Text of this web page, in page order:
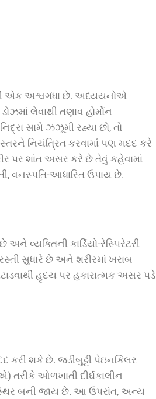
એક અશ્વગંધા છે. અધ્યયનોએ
લેવાથી તણાવ હોર્મોન
સામે ઝઝૂમી રહ્યા છો, તો
નિયંત્રિત કરવામાં પણ મદદ કરે
પર શાંત અસર કરે છે તેવું કહેવામાં
વનસ્પતિ-આધારિત ઉપાય છે.
છે અને વ્યક્તિની કાર્ડિયો-રેસ્પિરેટરી
સુધારે છે અને શરીરમાં ખરાબ
હૃદય પર હકારાત્મક અસર પડે
કરી શકે છે. જડીબુટ્ટી પેઇનકિલર
તરીકે ઓળખાતી દીર્ઘકાલીન
બની જાય છે. આ ઉપરાંત, અન્ય